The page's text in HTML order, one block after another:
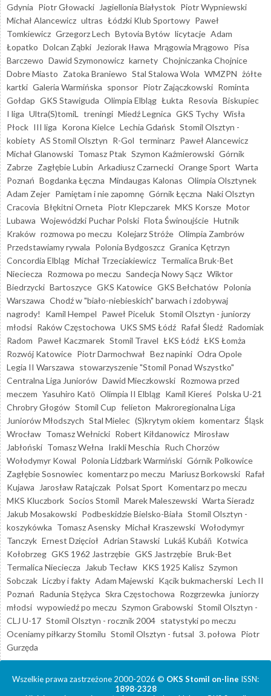
Gdynia Piotr Głowacki Jagiellonia Białystok Piotr Wypniewski
Michał Alancewicz ultras Łódzki Klub Sportowy Paweł
Tomkiewicz Grzegorz Lech Bytovia Bytów licytacje Adam
Łopatko Dolcan Ząbki Jeziorak Iława Mrągowia Mrągowo Pisa
Barczewo Dawid Szymonowicz karnety Chojniczanka Chojnice
Dobre Miasto Zatoka Braniewo Stal Stalowa Wola WMZPN żółte
kartki Galeria Warmińska sponsor Piotr Zajączkowski Rominta
Gołdap GKS Stawiguda Olimpia Elbląg Łukta Resovia Biskupiec
I liga Ultra(S)tomiL treningi Miedź Legnica GKS Tychy Wisła
Płock III liga Korona Kielce Lechia Gdańsk Stomil Olsztyn -
kobiety AS Stomil Olsztyn R-Gol terminarz Paweł Alancewicz
Michał Glanowski Tomasz Ptak Szymon Kaźmierowski Górnik
Zabrze Zagłębie Lubin Arkadiusz Czarnecki Orange Sport Warta
Poznań Bogdanka Łęczna Mindaugas Kalonas Olimpia Olsztynek
Adam Zejer Pamiętam i nie zapomnę Górnik Łęczna Naki Olsztyn
Cracovia Błękitni Orneta Piotr Klepczarek MKS Korsze Motor
Lubawa Wojewódzki Puchar Polski Flota Świnoujście Hutnik
Kraków rozmowa po meczu Kolejarz Stróże Olimpia Zambrów
Przedstawiamy rywala Polonia Bydgoszcz Granica Kętrzyn
Concordia Elbląg Michał Trzeciakiewicz Termalica Bruk-Bet
Nieciecza Rozmowa po meczu Sandecja Nowy Sącz Wiktor
Biedrzycki Bartoszyce GKS Katowice GKS Bełchatów Polonia
Warszawa Chodź w "biało-niebieskich" barwach i zdobywaj
nagrody!
Kamil Hempel Paweł Piceluk Stomil Olsztyn - juniorzy
młodsi Raków Częstochowa UKS SMS Łódź Rafał Śledź Radomiak
Radom Paweł Kaczmarek Stomil Travel ŁKS Łódź ŁKS Łomża
Rozwój Katowice Piotr Darmochwał Bez napinki Odra Opole
Legia II Warszawa stowarzyszenie "Stomil Ponad Wszystko"
Centralna Liga Juniorów Dawid Mieczkowski Rozmowa przed
meczem Yasuhiro Katō Olimpia II Elbląg Kamil Kiereś Polska U-21
Chrobry Głogów Stomil Cup felieton Makroregionalna Liga
Juniorów Młodszych Stal Mielec (S)krytym okiem komentarz Śląsk
Wrocław Tomasz Wełnicki Robert Kiłdanowicz Mirosław
Jabłoński Tomasz Wełna Irakli Meschia Ruch Chorzów
Wołodymyr Kowal Polonia Lidzbark Warmiński Górnik Polkowice
Zagłębie Sosnowiec komentarz po meczu Mariusz Borkowski Rafał
Kujawa
Jarosław Ratajczak Polsat Sport Komentarz po meczu
MKS Kluczbork Socios Stomil Marek Maleszewski Warta Sieradz
Jakub Mosakowski Podbeskidzie Bielsko-Biała Stomil Olsztyn -
koszykówka Tomasz Asensky Michał Kraszewski Wołodymyr
Tanczyk Ernest Dzięcioł Adrian Stawski Lukáš Kubáň Kotwica
Kołobrzeg GKS 1962 Jastrzębie GKS Jastrzębie Bruk-Bet
Termalica Nieciecza
Jakub Tecław KKS 1925 Kalisz Szymon
Sobczak Liczby i fakty Adam Majewski Kącik bukmacherski Lech II
Poznań Radunia Stężyca Skra Częstochowa Rozgrzewka juniorzy
młodsi wypowiedź po meczu Szymon Grabowski Stomil Olsztyn -
CLJ U-17 Stomil Olsztyn - rocznik 2004 statystyki po meczu
Oceniamy piłkarzy Stomilu Stomil Olsztyn - futsal 3. połowa Piotr
Gurzęda
Wszelkie prawa zastrzeżone 2000-2026 © OKS Stomil on-line ISSN:
1898-2328